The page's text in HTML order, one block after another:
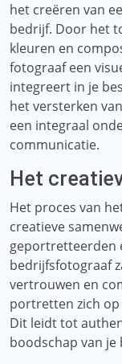
het creëren van
bedrijf. Door het
kleuren en
fotograaf een
integreert in je
het versterken
een integraal
communicatie.
Het
Het proces van
creatieve
geportretteerden
bedrijfsfotograaf
vertrouwen en
portretten zich op
Dit leidt tot
boodschap van